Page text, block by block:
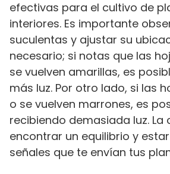
efectivas para el cultivo de
interiores. Es importante
suculentas y ajustar su
necesario; si notas que las
se vuelven amarillas, es
más luz. Por otro lado, si las
o se vuelven marrones, es
recibiendo demasiada luz. La
encontrar un equilibrio y
señales que te envían tus